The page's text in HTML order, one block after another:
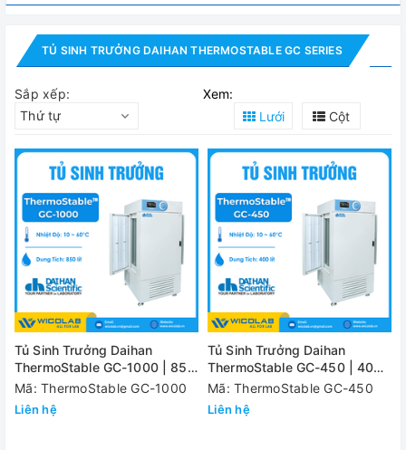
TỦ SINH TRƯỞNG DAIHAN THERMOSTABLE GC SERIES
Sắp xếp:
Thứ tự
Xem:
Lưới
Cột
Tủ Sinh Trưởng Daihan
ThermoStable GC-1000 | 850
Lít
Mã: ThermoStable GC-1000
Liên hệ
Tủ Sinh Trưởng Daihan
ThermoStable GC-450 | 400
Lít
Mã: ThermoStable GC-450
Liên hệ